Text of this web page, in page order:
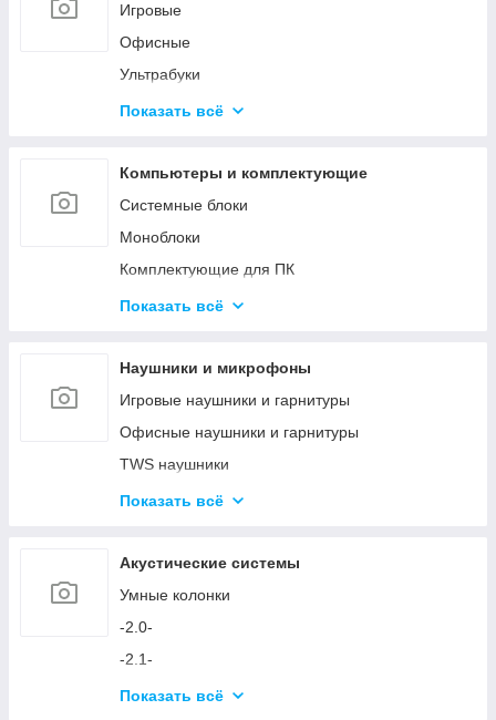
Игровые
Офисные
Ультрабуки
Для дизайна и творчества
Аксессуары для ноутбуков
Показать всё
Компьютеры и комплектующие
Системные блоки
Моноблоки
Комплектующие для ПК
Программное обеспечение
Вентиляторы охлаждения
Мониторы и аксессуары
Аксессуары для ПК
Устройства ввода и аксессуары
Игровые кресла
Игровые устройства
Симуляторы и аксессуары
Показать всё
Наушники и микрофоны
Игровые наушники и гарнитуры
Офисные наушники и гарнитуры
TWS наушники
Микрофоны
Показать всё
Акустические системы
Умные колонки
-2.0-
-2.1-
Акустика с технологией Bluetooth
Показать всё